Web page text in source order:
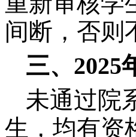
间断，否则
三、2025
未通过院
生，均有资